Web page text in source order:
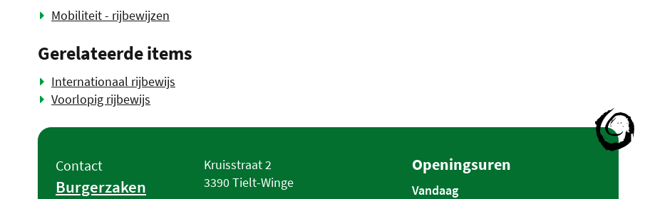
Mobiliteit - rijbewijzen
Gerelateerde items
Internationaal rijbewijs
Voorlopig rijbewijs
Contact
Contact
Burgerzaken
Adres
Kruisstraat 2
,3390Tielt-Winge
Openingsuren
Vandaag